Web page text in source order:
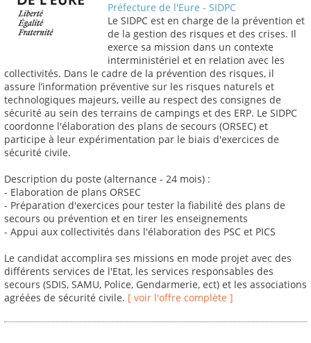
Préfecture de l'Eure - SIDPC
Le SIDPC est en charge de la prévention et
de la gestion des risques et des crises. Il
exerce sa mission dans un contexte
interministériel et en relation avec les
collectivités. Dans le cadre de la prévention des risques, il
assure l’information préventive sur les risques naturels et
technologiques majeurs, veille au respect des consignes de
sécurité au sein des terrains de campings et des ERP. Le SIDPC
coordonne l'élaboration des plans de secours (ORSEC) et
participe à leur expérimentation par le biais d'exercices de
sécurité civile.
Description du poste (alternance - 24 mois) :
- Elaboration de plans ORSEC
- Préparation d'exercices pour tester la fiabilité des plans de
secours ou prévention et en tirer les enseignements
- Appui aux collectivités dans l'élaboration des PSC et PICS
Le candidat accomplira ses missions en mode projet avec des
différents services de l'Etat, les services responsables des
secours (SDIS, SAMU, Police, Gendarmerie, ect) et les associations
agréées de sécurité civile. [ voir l'offre complète ]